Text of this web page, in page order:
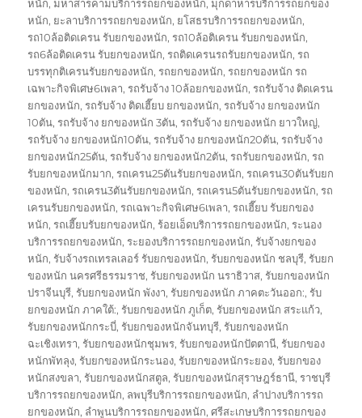
หนัก,มหาสารคามบริการรถยกของหนัก,มุกดาหารบริการรถยกของ
หนัก, ยะลาบริการรถยกของหนัก, ยโสธรบริการรถยกของหนัก,
รถ10ล้อติดเครน รับยกของหนัก,รถ10ล้อติเครน รับยกของหนัก,
รถ6ล้อติดเครน รับยกของหนัก,รถติดเครนรถรับยกของหนัก,รถ
บรรทุกติเครนรับยกของหนัก,รถยกของหนัก,รถยกของหนัก รถ
เฉพาะกิจพิเศษ6เพลา,รถรับจ้าง 10ล้อยกของหนัก,รถรับจ้าง ติดเครน
ยกของหนัก,รถรับจ้าง ติดเฮี๊ยบ ยกของหนัก,รถรับจ้าง ยกของหนัก
10ตัน,รถรับจ้าง ยกของหนัก 3ตัน,รถรับจ้าง ยกของหนัก ยาวใหญ่,
รถรับจ้าง ยกของหนัก10ตัน,รถรับจ้าง ยกของหนัก20ตัน,รถรับจ้าง
ยกของหนัก25ตัน,รถรับจ้าง ยกของหนัก2ตัน,รถรับยกของหนัก,รถ
รับยกของหนักมาก,รถเครน25ตันรับยกของหนัก,รถเครน30ตันรับยก
ของหนัก,รถเครน3ตันรับยกของหนัก,รถเครน5ตันรับยกของหนัก,รถ
เครนรับยกของหนัก,รถเฉพาะกิจพิเศษ6เพลา,รถเฮี๊ยบ รับยกของ
หนัก,รถเฮี๊ยบรับยกของหนัก,ร้อยเอ็ดบริการรถยกของหนัก,ระนอง
บริการรถยกของหนัก,ระยองบริการรถยกของหนัก,รับจ้างยกของ
หนัก,รับจ้างรถเทรลเลอร์ รับยกของหนัก,รับยกของหนัก ชลบุรี,รับยก
ของหนัก นครศรีธรรมราช,รับยกของหนัก นราธิวาส,รับยกของหนัก
ปราจีนบุรี,รับยกของหนัก พังงา,รับยกของหนัก ภาคตะวันออก:,รับ
ยกของหนัก ภาคใต้:,รับยกของหนัก ภูเก็ต,รับยกของหนัก สระแก้ว,
รับยกของหนักกระบี่,รับยกของหนักจันทบุรี,รับยกของหนัก
ฉะเชิงเทรา,รับยกของหนักชุมพร,รับยกของหนักปัตตานี,รับยกของ
หนักพัทลุง,รับยกของหนักระนอง,รับยกของหนักระยอง,รับยกของ
หนักสงขลา,รับยกของหนักสตูล,รับยกของหนักสุราษฎร์ธานี,ราชบุรี
บริการรถยกของหนัก, ลพบุรีบริการรถยกของหนัก, ลำปางบริการรถ
ยกของหนัก, ลำพูนบริการรถยกของหนัก,ศรีสะเกษบริการรถยกของ